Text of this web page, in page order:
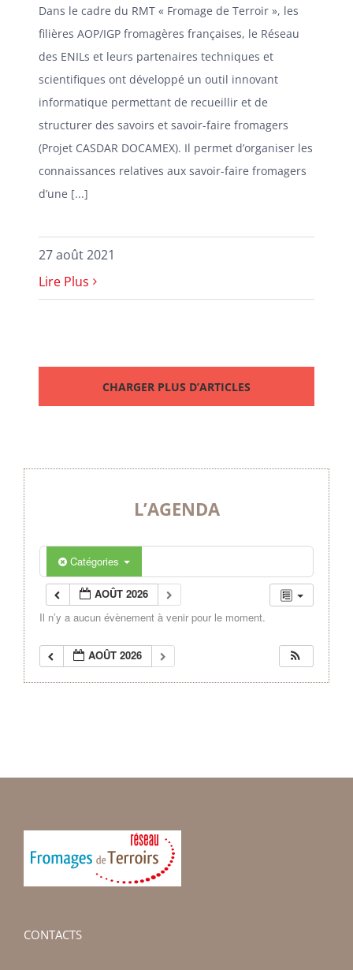
Dans le cadre du RMT « Fromage de Terroir », les
filières AOP/IGP fromagères françaises, le Réseau
des ENILs et leurs partenaires techniques et
scientifiques ont développé un outil innovant
informatique permettant de recueillir et de
structurer des savoirs et savoir-faire fromagers
(Projet CASDAR DOCAMEX). Il permet d’organiser les
connaissances relatives aux savoir-faire fromagers
d’une [...]
27 août 2021
Lire Plus
CHARGER PLUS D’ARTICLES
L’AGENDA
Catégories
AOÛT 2026
Il n’y a aucun évènement à venir pour le moment.
AOÛT 2026
CONTACTS